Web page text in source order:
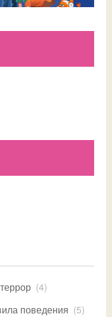
(4)
поведения (5)